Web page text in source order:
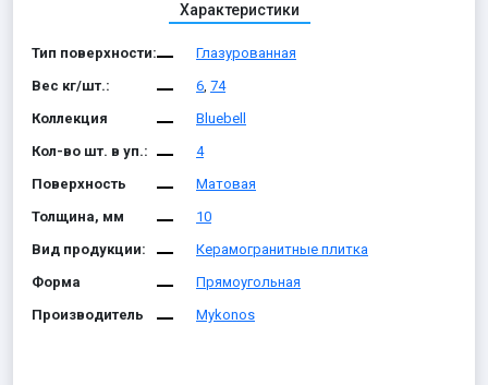
Характеристики
Тип поверхности:
Глазурованная
Вес кг/шт.:
6, 74
Коллекция
Bluebell
Кол-во шт. в уп.:
4
Поверхность
Матовая
Толщина, мм
10
Вид продукции:
Керамогранитные плитка
Форма
Прямоугольная
Производитель
Mykonos